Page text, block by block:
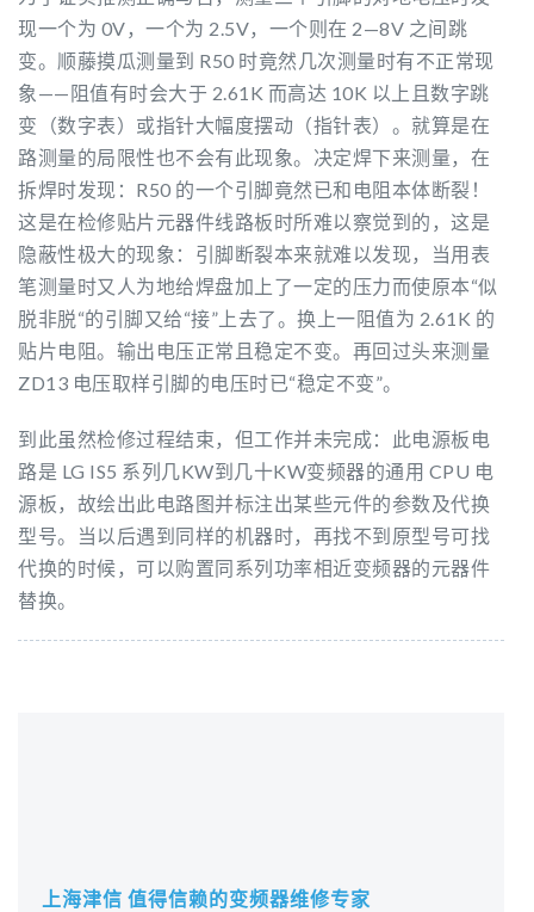
现一个为 0V，一个为 2.5V，一个则在 2—8V 之间跳
变。顺藤摸瓜测量到 R50 时竟然几次测量时有不正常现
象——阻值有时会大于 2.61K 而高达 10K 以上且数字跳
变（数字表）或指针大幅度摆动（指针表）。就算是在
路测量的局限性也不会有此现象。决定焊下来测量，在
拆焊时发现：R50 的一个引脚竟然已和电阻本体断裂！
这是在检修贴片元器件线路板时所难以察觉到的，这是
隐蔽性极大的现象：引脚断裂本来就难以发现，当用表
笔测量时又人为地给焊盘加上了一定的压力而使原本“似
脱非脱“的引脚又给“接”上去了。换上一阻值为 2.61K 的
贴片电阻。输出电压正常且稳定不变。再回过头来测量
ZD13 电压取样引脚的电压时已“稳定不变”。
到此虽然检修过程结束，但工作并未完成：此电源板电
路是 LG IS5 系列几KW到几十KW变频器的通用 CPU 电
源板，故绘出此电路图并标注出某些元件的参数及代换
型号。当以后遇到同样的机器时，再找不到原型号可找
代换的时候，可以购置同系列功率相近变频器的元器件
替换。
上海津信 值得信赖的变频器维修专家